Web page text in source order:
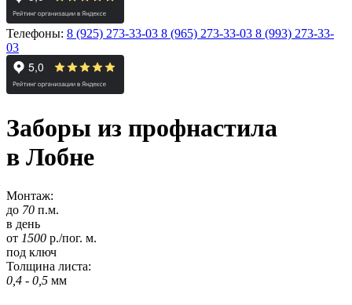
Телефоны: 8 (925) 273-33-03 8 (965) 273-33-03 8 (993) 273-33-
03
Заборы из профнастила
в Лобне
Монтаж:
до 70 п.м.
в день
от 1500 р./пог. м.
под ключ
Толщина листа:
0,4 - 0,5 мм